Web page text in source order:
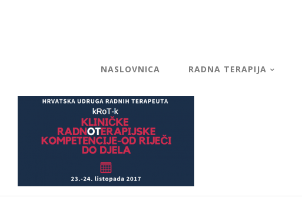
NASLOVNICA RADNA TERAPIJA